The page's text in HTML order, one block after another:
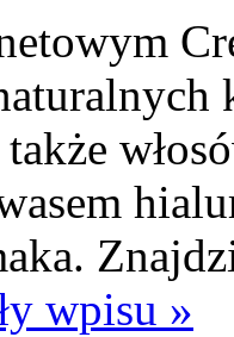
wpisu »